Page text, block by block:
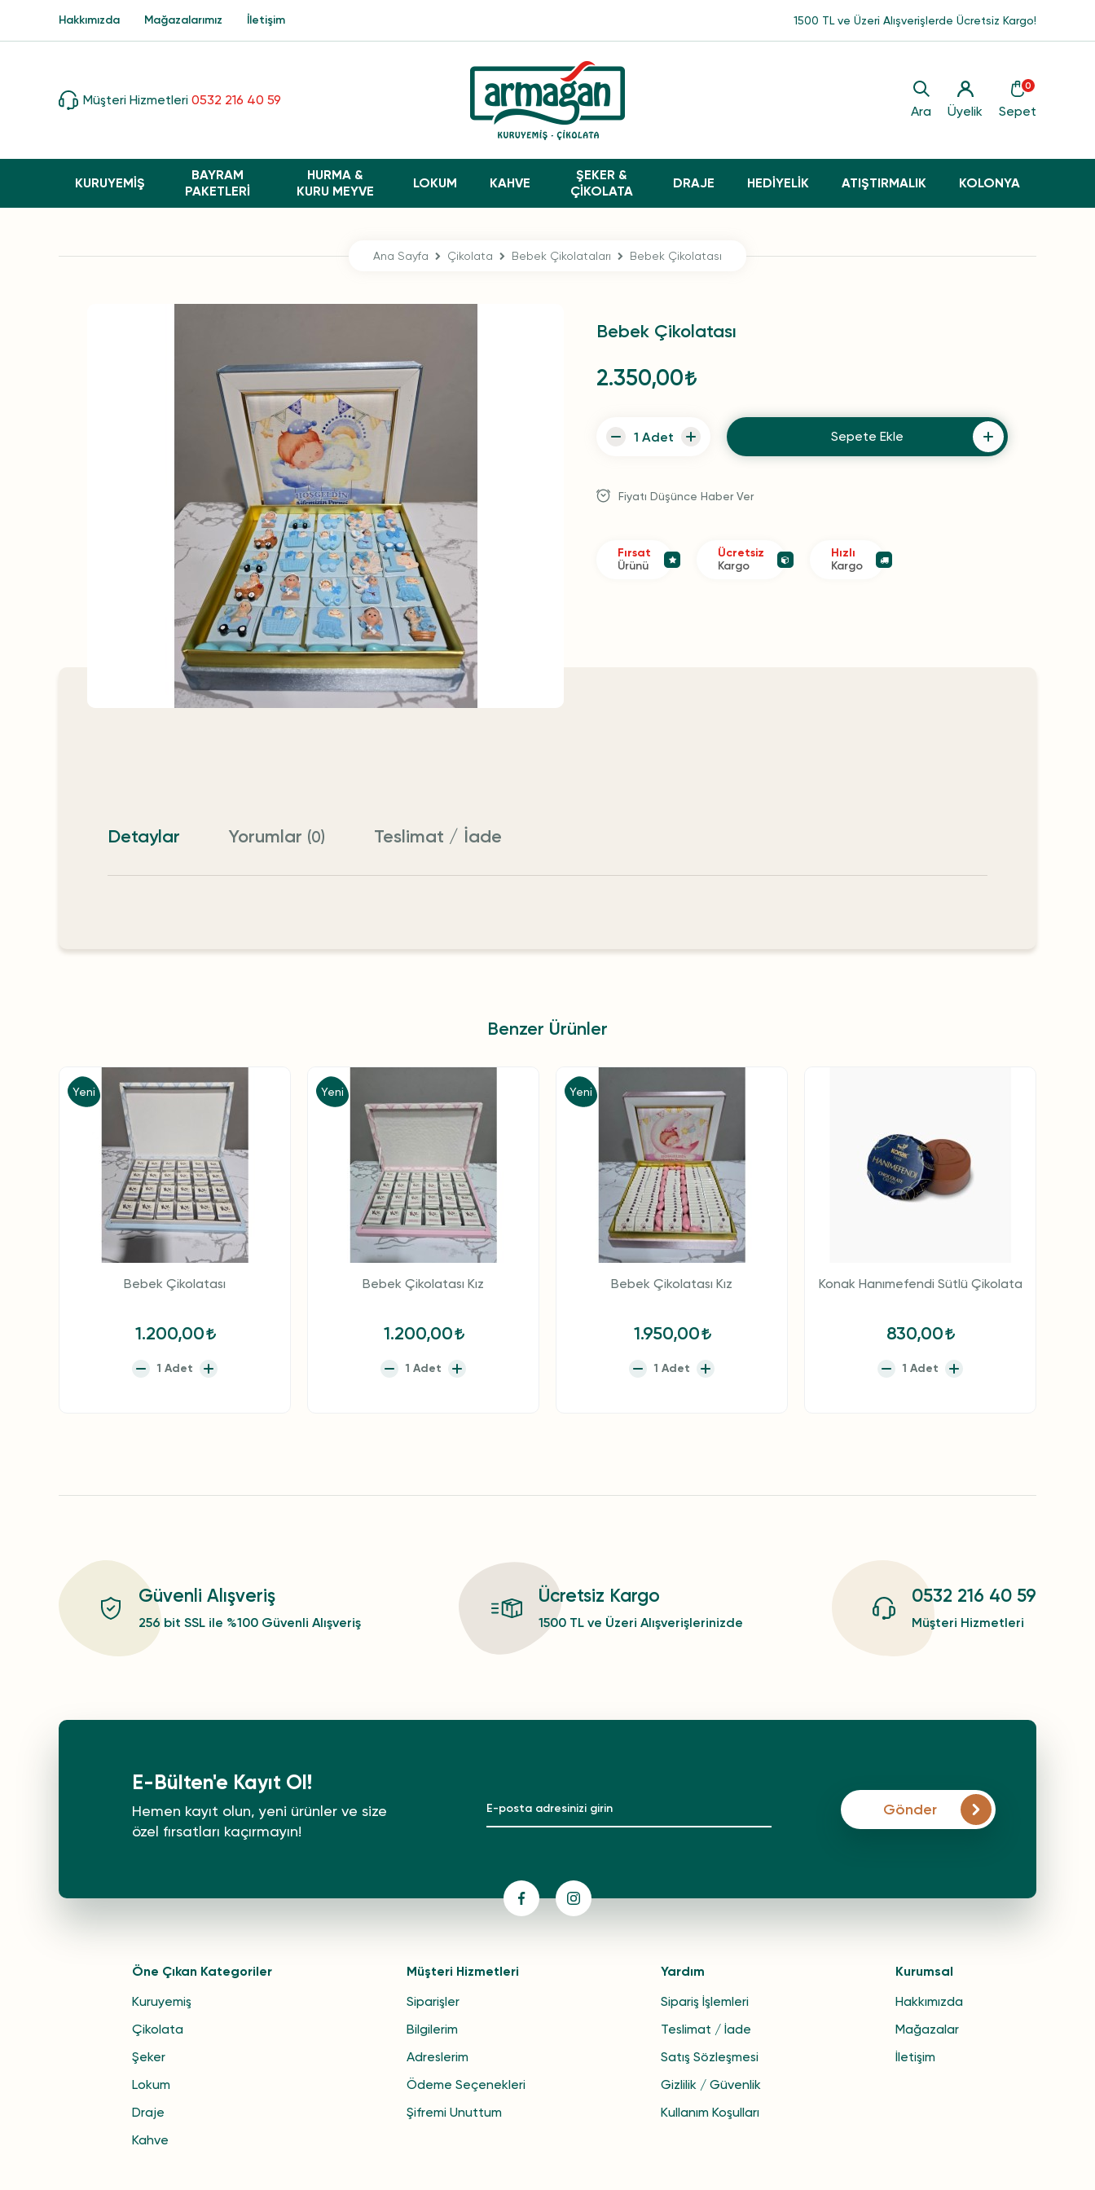
Müşteri Hizmetleri 0532 216 40 59
Ara Üyelik
0
Sepet
KURUYEMİŞ
BAYRAM
PAKETLERI
HURMA &
KURU MEYVE
LOKUM KAHVE
ŞEKER &
ÇİKOLATA
DRAJE HEDİYELİK ATIŞTIRMALIK KOLONYA
Hakkımızda Mağazalarımız İletişim 1500 TL ve Üzeri Alışverişlerde Ücretsiz Kargo!
Ana Sayfa Çikolata Bebek Çikolataları Bebek Çikolatası
Bebek Çikolatası
2.350,00
Sepete Ekle
Fiyatı Düşünce Haber Ver
Fırsat
Ürünü
Ücretsiz
Kargo
Hızlı
Kargo
Detaylar Yorumlar (0) Teslimat / İade
Benzer Ürünler
Yeni
Bebek Çikolatası
1.200,00
Yeni
Bebek Çikolatası Kız
1.200,00
Yeni
Bebek Çikolatası Kız
1.950,00
Konak Hanımefendi Sütlü Çikolata
830,00
Güvenli Alışveriş
256 bit SSL ile %100 Güvenli Alışveriş
Ücretsiz Kargo
1500 TL ve Üzeri Alışverişlerinizde
0532 216 40 59
Müşteri Hizmetleri
E-Bülten'e Kayıt Ol!
Hemen kayıt olun, yeni ürünler ve size
özel fırsatları kaçırmayın!
Gönder
Öne Çıkan Kategoriler
Kuruyemiş
Çikolata
Şeker
Lokum
Draje
Kahve
Müşteri Hizmetleri
Siparişler
Bilgilerim
Adreslerim
Ödeme Seçenekleri
Şifremi Unuttum
Yardım
Sipariş İşlemleri
Teslimat / İade
Satış Sözleşmesi
Gizlilik / Güvenlik
Kullanım Koşulları
Kurumsal
Hakkımızda
Mağazalar
İletişim